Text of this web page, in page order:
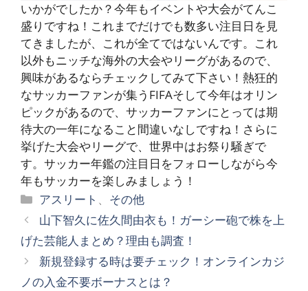
いかがでしたか？今年もイベントや大会がてんこ
盛りですね！これまでだけでも数多い注目日を見
てきましたが、これが全てではないんです。これ
以外もニッチな海外の大会やリーグがあるので、
興味があるならチェックしてみて下さい！熱狂的
なサッカーファンが集うFIFAそして今年はオリン
ピックがあるので、サッカーファンにとっては期
待大の一年になること間違いなしですね！さらに
挙げた大会やリーグで、世界中はお祭り騒ぎで
す。サッカー年鑑の注目日をフォローしながら今
年もサッカーを楽しみましょう！
カ
テ
ゴ
リ
ー
アスリート 、 その他
山下智久に佐久間由衣も！ガーシー砲で株を上
げた芸能人まとめ？理由も調査！
新規登録する時は要チェック！オンラインカジ
ノの入金不要ボーナスとは？